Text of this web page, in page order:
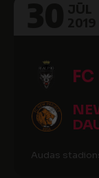
Audas